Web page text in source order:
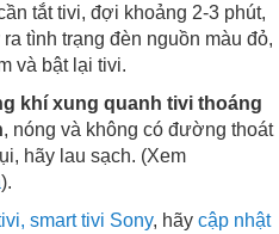
tắt tivi, đợi khoảng 2-3 phút,
tình trạng đèn nguồn màu đỏ,
và bật lại tivi.
khí xung quanh tivi thoáng
, nóng và không có đường thoát
hãy lau sạch. (Xem
).
smart tivi Sony, hãy cập nhật